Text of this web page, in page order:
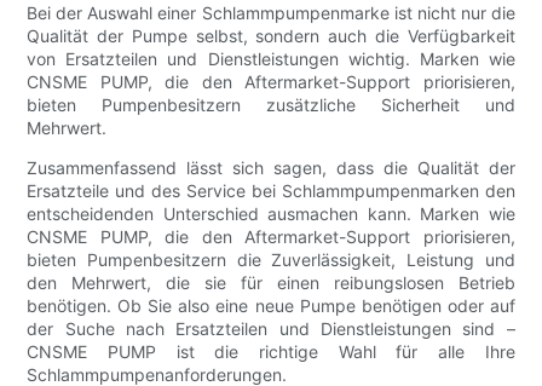
Bei der Auswahl einer Schlammpumpenmarke ist nicht nur die
Qualität der Pumpe selbst, sondern auch die Verfügbarkeit
von Ersatzteilen und Dienstleistungen wichtig. Marken wie
CNSME PUMP, die den Aftermarket-Support priorisieren,
bieten Pumpenbesitzern zusätzliche Sicherheit und
Mehrwert.
Zusammenfassend lässt sich sagen, dass die Qualität der
Ersatzteile und des Service bei Schlammpumpenmarken den
entscheidenden Unterschied ausmachen kann. Marken wie
CNSME PUMP, die den Aftermarket-Support priorisieren,
bieten Pumpenbesitzern die Zuverlässigkeit, Leistung und
den Mehrwert, die sie für einen reibungslosen Betrieb
benötigen. Ob Sie also eine neue Pumpe benötigen oder auf
der Suche nach Ersatzteilen und Dienstleistungen sind –
CNSME PUMP ist die richtige Wahl für alle Ihre
Schlammpumpenanforderungen.